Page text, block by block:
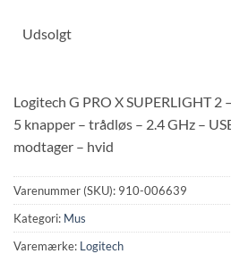
Udsolgt
Logitech G PRO X SUPERLIGHT 2
5 knapper – trådløs – 2.4 GHz –
modtager – hvid
Varenummer (SKU): 910-006639
Kategori: Mus
Varemærke: Logitech